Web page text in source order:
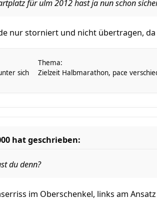
für ulm 2012 hast ja nun schon
nur storniert und nicht übertragen,
sich
Thema:
Zielzeit Halbmarathon, pace
hat geschrieben:
du denn?
im Oberschenkel, links am